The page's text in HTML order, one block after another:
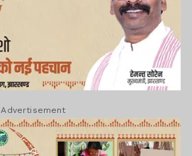
Advertisement